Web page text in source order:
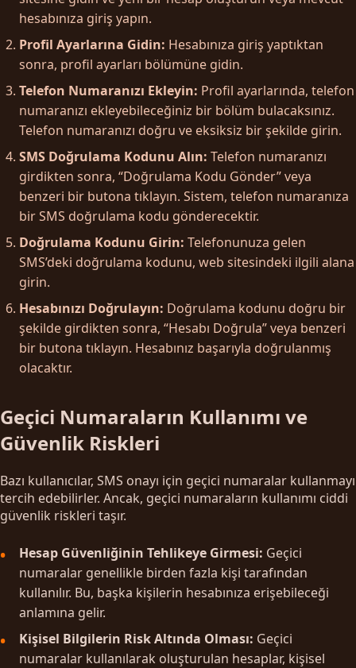
hesabınıza giriş yapın.
Profil Ayarlarına Gidin: Hesabınıza giriş yaptıktan
sonra, profil ayarları bölümüne gidin.
Telefon Numaranızı Ekleyin: Profil ayarlarında, telefon
numaranızı ekleyebileceğiniz bir bölüm bulacaksınız.
Telefon numaranızı doğru ve eksiksiz bir şekilde girin.
SMS Doğrulama Kodunu Alın: Telefon numaranızı
girdikten sonra, “Doğrulama Kodu Gönder” veya
benzeri bir butona tıklayın. Sistem, telefon numaranıza
bir SMS doğrulama kodu gönderecektir.
Doğrulama Kodunu Girin: Telefonunuza gelen
SMS’deki doğrulama kodunu, web sitesindeki ilgili alana
girin.
Hesabınızı Doğrulayın: Doğrulama kodunu doğru bir
şekilde girdikten sonra, “Hesabı Doğrula” veya benzeri
bir butona tıklayın. Hesabınız başarıyla doğrulanmış
olacaktır.
Geçici Numaraların Kullanımı ve
Güvenlik Riskleri
Bazı kullanıcılar, SMS onayı için geçici numaralar kullanmayı
tercih edebilirler. Ancak, geçici numaraların kullanımı ciddi
güvenlik riskleri taşır.
Hesap Güvenliğinin Tehlikeye Girmesi: Geçici
numaralar genellikle birden fazla kişi tarafından
kullanılır. Bu, başka kişilerin hesabınıza erişebileceği
anlamına gelir.
Kişisel Bilgilerin Risk Altında Olması: Geçici
numaralar kullanılarak oluşturulan hesaplar, kişisel